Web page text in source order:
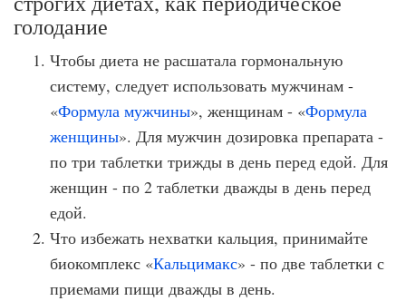
голодание
Чтобы диета не расшатала гормональную
систему, следует использовать мужчинам -
«Формула мужчины», женщинам - «Формула
женщины». Для мужчин дозировка препарата -
по три таблетки трижды в день перед едой. Для
женщин - по 2 таблетки дважды в день перед
едой.
Что избежать нехватки кальция, принимайте
биокомплекс «Кальцимакс» - по две таблетки с
приемами пищи дважды в день.